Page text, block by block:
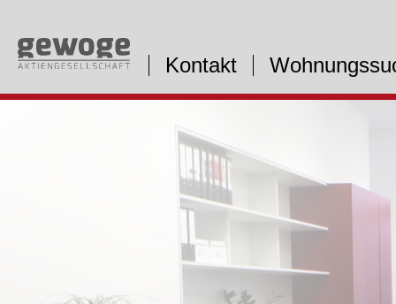
Kontakt